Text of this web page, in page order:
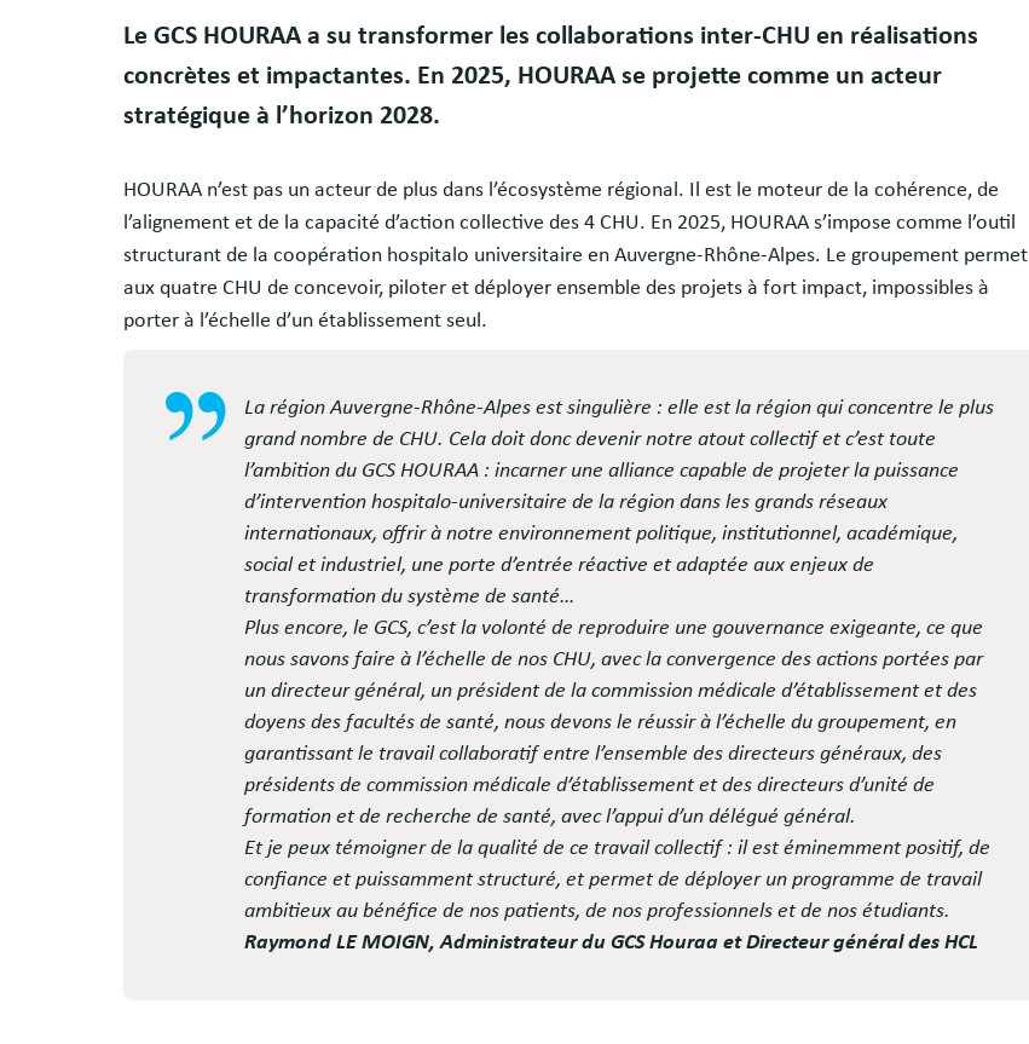
Body
Le GCS HOURAA a su transformer les collaborations inter-CHU en réalisations
concrètes et impactantes. En 2025, HOURAA se projette comme un acteur
stratégique à l’horizon 2028.
HOURAA n’est pas un acteur de plus dans l’écosystème régional. Il est le moteur de la cohérence, de
l’alignement et de la capacité d’action collective des 4 CHU. En 2025, HOURAA s’impose comme l’outil
structurant de la coopération hospitalo universitaire en Auvergne-Rhône-Alpes. Le groupement permet
aux quatre CHU de concevoir, piloter et déployer ensemble des projets à fort impact, impossibles à
porter à l’échelle d’un établissement seul.
La région Auvergne-Rhône-Alpes est singulière : elle est la région qui concentre le plus
grand nombre de CHU. Cela doit donc devenir notre atout collectif et c’est toute
l’ambition du GCS HOURAA : incarner une alliance capable de projeter la puissance
d’intervention hospitalo-universitaire de la région dans les grands réseaux
internationaux, offrir à notre environnement politique, institutionnel, académique,
social et industriel, une porte d’entrée réactive et adaptée aux enjeux de
transformation du système de santé…
Plus encore, le GCS, c’est la volonté de reproduire une gouvernance exigeante, ce que
nous savons faire à l’échelle de nos CHU, avec la convergence des actions portées par
un directeur général, un président de la commission médicale d’établissement et des
doyens des facultés de santé, nous devons le réussir à l’échelle du groupement, en
garantissant le travail collaboratif entre l’ensemble des directeurs généraux, des
présidents de commission médicale d’établissement et des directeurs d’unité de
formation et de recherche de santé, avec l’appui d’un délégué général.
Et je peux témoigner de la qualité de ce travail collectif : il est éminemment positif, de
confiance et puissamment structuré, et permet de déployer un programme de travail
ambitieux au bénéfice de nos patients, de nos professionnels et de nos étudiants.
Raymond LE MOIGN, Administrateur du GCS Houraa et Directeur général des HCL